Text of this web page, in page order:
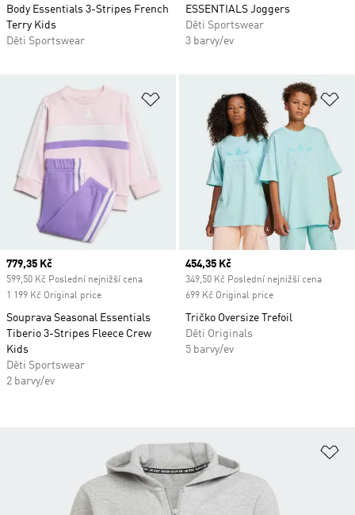
Body Essentials 3-Stripes French
Terry Kids
Děti Sportswear
ESSENTIALS Joggers
Děti Sportswear
3 barvy/ev
Přidat do seznamu přání
Current price
779,35 Kč
599,50 Kč Poslední nejnižší cena
1 199 Kč Original price
Souprava Seasonal Essentials
Tiberio 3-Stripes Fleece Crew
Kids
Děti Sportswear
2 barvy/ev
Current price
454,35 Kč
349,50 Kč Poslední nejnižší cena
699 Kč Original price
Tričko Oversize Trefoil
Děti Originals
5 barvy/ev